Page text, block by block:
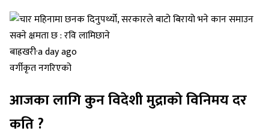
बाह्रखरी·a day ago
वर्गीकृत नगरिएको
आजका लागि कुन विदेशी मुद्राको विनिमय दर
कति ?